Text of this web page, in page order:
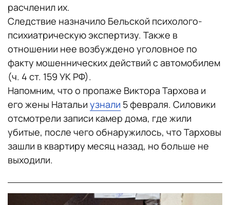
расчленил их.
Следствие назначило Бельской психолого-
психиатрическую экспертизу. Также в
отношении нее возбуждено уголовное по
факту мошеннических действий с автомобилем
(ч. 4 ст. 159 УК РФ).
Напомним, что о пропаже Виктора Тархова и
его жены Натальи узнали 5 февраля. Силовики
отсмотрели записи камер дома, где жили
убитые, после чего обнаружилось, что Тарховы
зашли в квартиру месяц назад, но больше не
выходили.